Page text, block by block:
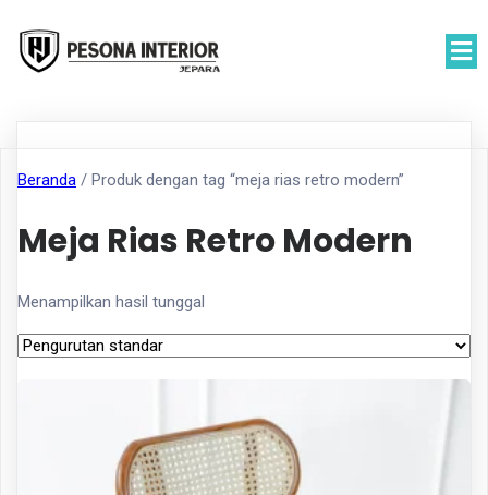
Beranda / Produk dengan tag “meja rias retro modern”
Meja Rias Retro Modern
Menampilkan hasil tunggal